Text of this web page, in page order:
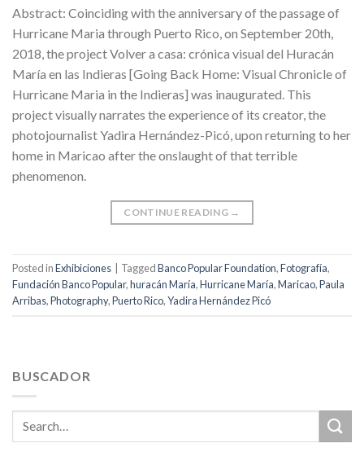
Abstract: Coinciding with the anniversary of the passage of
Hurricane Maria through Puerto Rico, on September 20th,
2018, the project Volver a casa: crónica visual del Huracán
María en las Indieras [Going Back Home: Visual Chronicle of
Hurricane Maria in the Indieras] was inaugurated. This
project visually narrates the experience of its creator, the
photojournalist Yadira Hernández-Picó, upon returning to her
home in Maricao after the onslaught of that terrible
phenomenon.
CONTINUE READING →
Posted inExhibiciones TaggedBanco Popular Foundation,Fotografía,
Fundación Banco Popular,huracán María,Hurricane María,Maricao,Paula
Arribas,Photography,Puerto Rico,Yadira Hernández Picó
BUSCADOR